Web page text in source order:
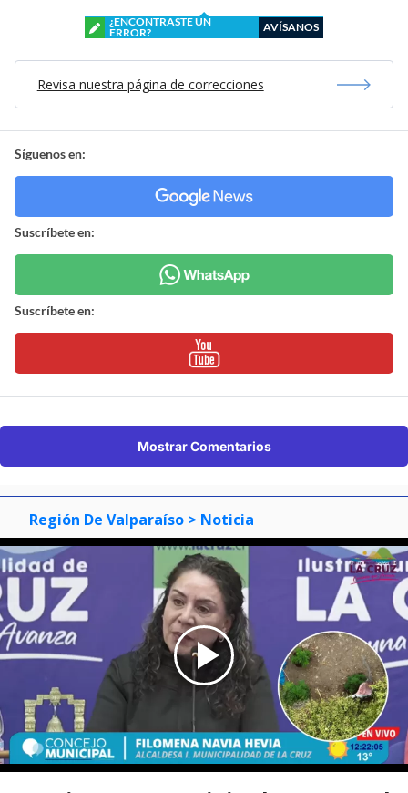
¿ENCONTRASTE UN
ERROR?
AVÍSANOS
Revisa nuestra página de correcciones
Síguenos en:
Suscríbete en:
Suscríbete en:
Mostrar Comentarios
Región De Valparaíso > Noticia